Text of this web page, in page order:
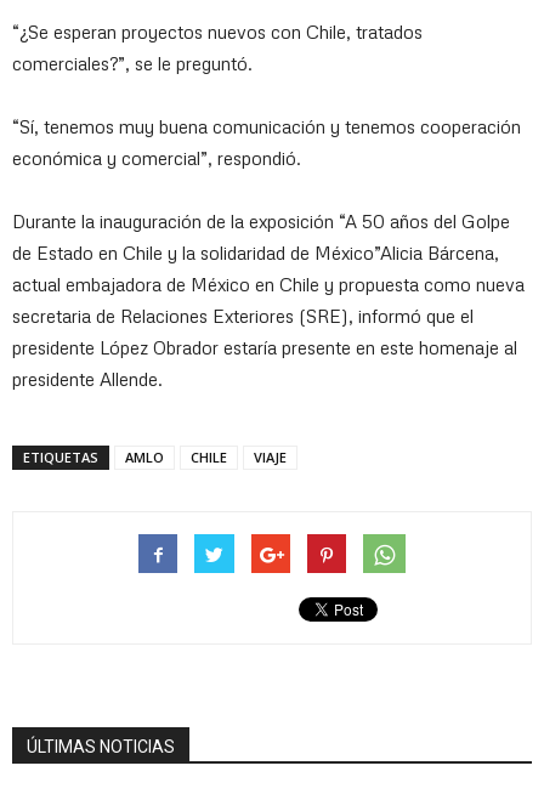
“¿Se esperan proyectos nuevos con Chile, tratados
comerciales?”, se le preguntó.
“Sí, tenemos muy buena comunicación y tenemos cooperación
económica y comercial”, respondió.
Durante la inauguración de la exposición “A 50 años del Golpe
de Estado en Chile y la solidaridad de México”Alicia Bárcena,
actual embajadora de México en Chile y propuesta como nueva
secretaria de Relaciones Exteriores (SRE), informó que el
presidente López Obrador estaría presente en este homenaje al
presidente Allende.
ETIQUETAS AMLO CHILE VIAJE
ÚLTIMAS NOTICIAS